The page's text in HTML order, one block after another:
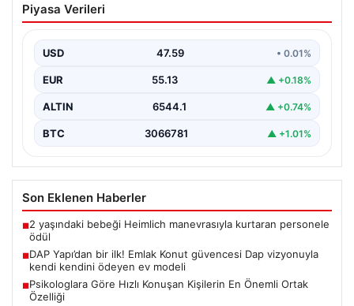
bahçe mutfağı Tasarımları
konutların en önemli alanlarından bir tanesi durumuna
ulaşmıştır.…
Piyasa Verileri
USD 47.59 • 0.01%
EUR 55.13 ▲ +0.18%
ALTIN 6544.1 ▲ +0.74%
BTC 3066781 ▲ +1.01%
Son Eklenen Haberler
■2 yaşındaki bebeği Heimlich manevrasıyla kurtaran personele
ödül
■DAP Yapı’dan bir ilk! Emlak Konut güvencesi Dap vizyonuyla
kendi kendini ödeyen ev modeli
■Psikologlara Göre Hızlı Konuşan Kişilerin En Önemli Ortak
Özelliği